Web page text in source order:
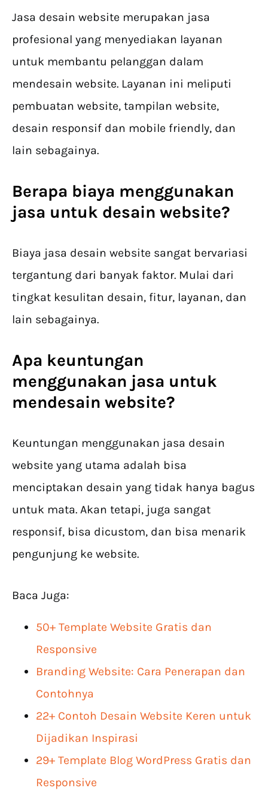
Jasa desain website merupakan jasa
profesional yang menyediakan layanan
untuk membantu pelanggan dalam
mendesain website. Layanan ini meliputi
pembuatan website, tampilan website,
desain responsif dan mobile friendly, dan
lain sebagainya.
Berapa biaya menggunakan
jasa untuk desain website?
Biaya jasa desain website sangat bervariasi
tergantung dari banyak faktor. Mulai dari
tingkat kesulitan desain, fitur, layanan, dan
lain sebagainya.
Apa keuntungan
menggunakan jasa untuk
mendesain website?
Keuntungan menggunakan jasa desain
website yang utama adalah bisa
menciptakan desain yang tidak hanya bagus
untuk mata. Akan tetapi, juga sangat
responsif, bisa dicustom, dan bisa menarik
pengunjung ke website.
Baca Juga:
50+ Template Website Gratis dan
Responsive
Branding Website: Cara Penerapan dan
Contohnya
22+ Contoh Desain Website Keren untuk
Dijadikan Inspirasi
29+ Template Blog WordPress Gratis dan
Responsive